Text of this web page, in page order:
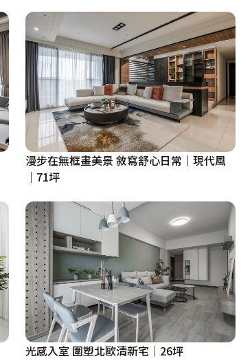
漫步在無框畫美景 敘寫舒心日常｜現代風
｜71坪
光感入室 圍塑北歐清新宅│26坪